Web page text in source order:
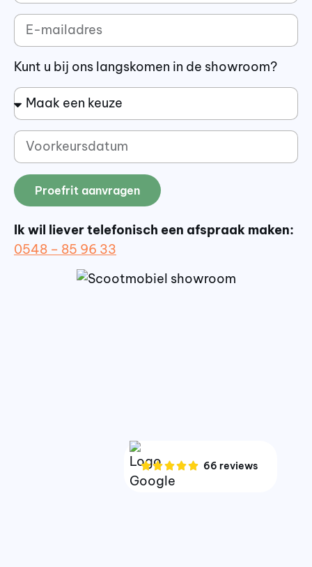
Kunt u bij ons langskomen in de showroom?
Proefrit aanvragen
Ik wil liever telefonisch een afspraak maken:
0548 – 85 96 33
66 reviews